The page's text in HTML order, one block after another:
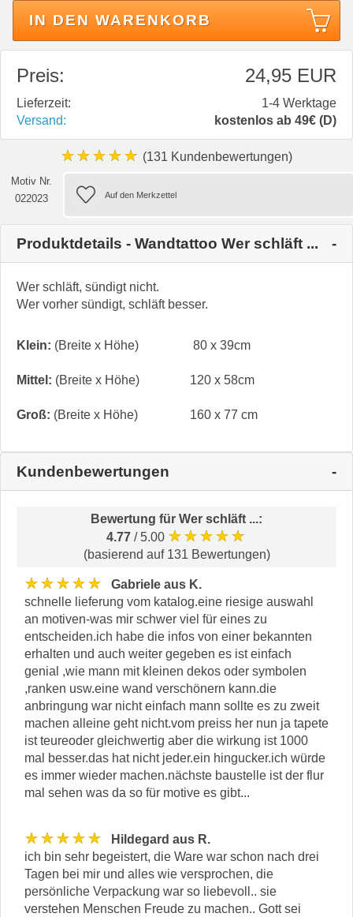
IN DEN WARENKORB
Preis: 24,95 EUR
Lieferzeit:
1-4 Werktage
Versand:
kostenlos ab 49€ (D)
★★★★★ (131 Kundenbewertungen)
Motiv Nr.
022023
Produktdetails - Wandtattoo Wer schläft ...
Wer schläft, sündigt nicht.
Wer vorher sündigt, schläft besser.
Klein: (Breite x Höhe) 80 x 39cm
Mittel: (Breite x Höhe) 120 x 58cm
Groß: (Breite x Höhe) 160 x 77 cm
Kundenbewertungen
Bewertung für Wer schläft ...:
4.77 / 5.00 ★★★★★
(basierend auf 131 Bewertungen)
★★★★★
Gabriele aus K.
schnelle lieferung vom katalog.eine riesige auswahl
an motiven-was mir schwer viel für eines zu
entscheiden.ich habe die infos von einer bekannten
erhalten und auch weiter gegeben es ist einfach
genial ,wie mann mit kleinen dekos oder symbolen
,ranken usw.eine wand verschönern kann.die
anbringung war nicht einfach mann sollte es zu zweit
machen alleine geht nicht.vom preiss her nun ja tapete
ist teureoder gleichwertig aber die wirkung ist 1000
mal besser.das hat nicht jeder.ein hingucker.ich würde
es immer wieder machen.nächste baustelle ist der flur
mal sehen was da so für motive es gibt...
★★★★★
Hildegard aus R.
ich bin sehr begeistert, die Ware war schon nach drei
Tagen bei mir und alles wie versprochen, die
persönliche Verpackung war so liebevoll.. sie
verstehen Menschen Freude zu machen.. Gott sei